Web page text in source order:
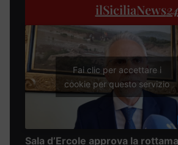
ilSiciliaNews24
Fai clic per accettare i
cookie per questo servizio
Sala d’Ercole approva la